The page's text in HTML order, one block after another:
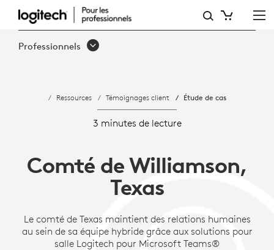
ÉTUDE
DE
WILLIAMSON,
TEXAS |
SOLUTIONS LOGITECH
Professionnels
Ressources Témoignages client Étude de cas
3 minutes de lecture
Comté de Williamson,
Texas
Le comté de Texas maintient des relations humaines
au sein de sa équipe hybride grâce aux solutions pour
salle Logitech pour Microsoft Teams®